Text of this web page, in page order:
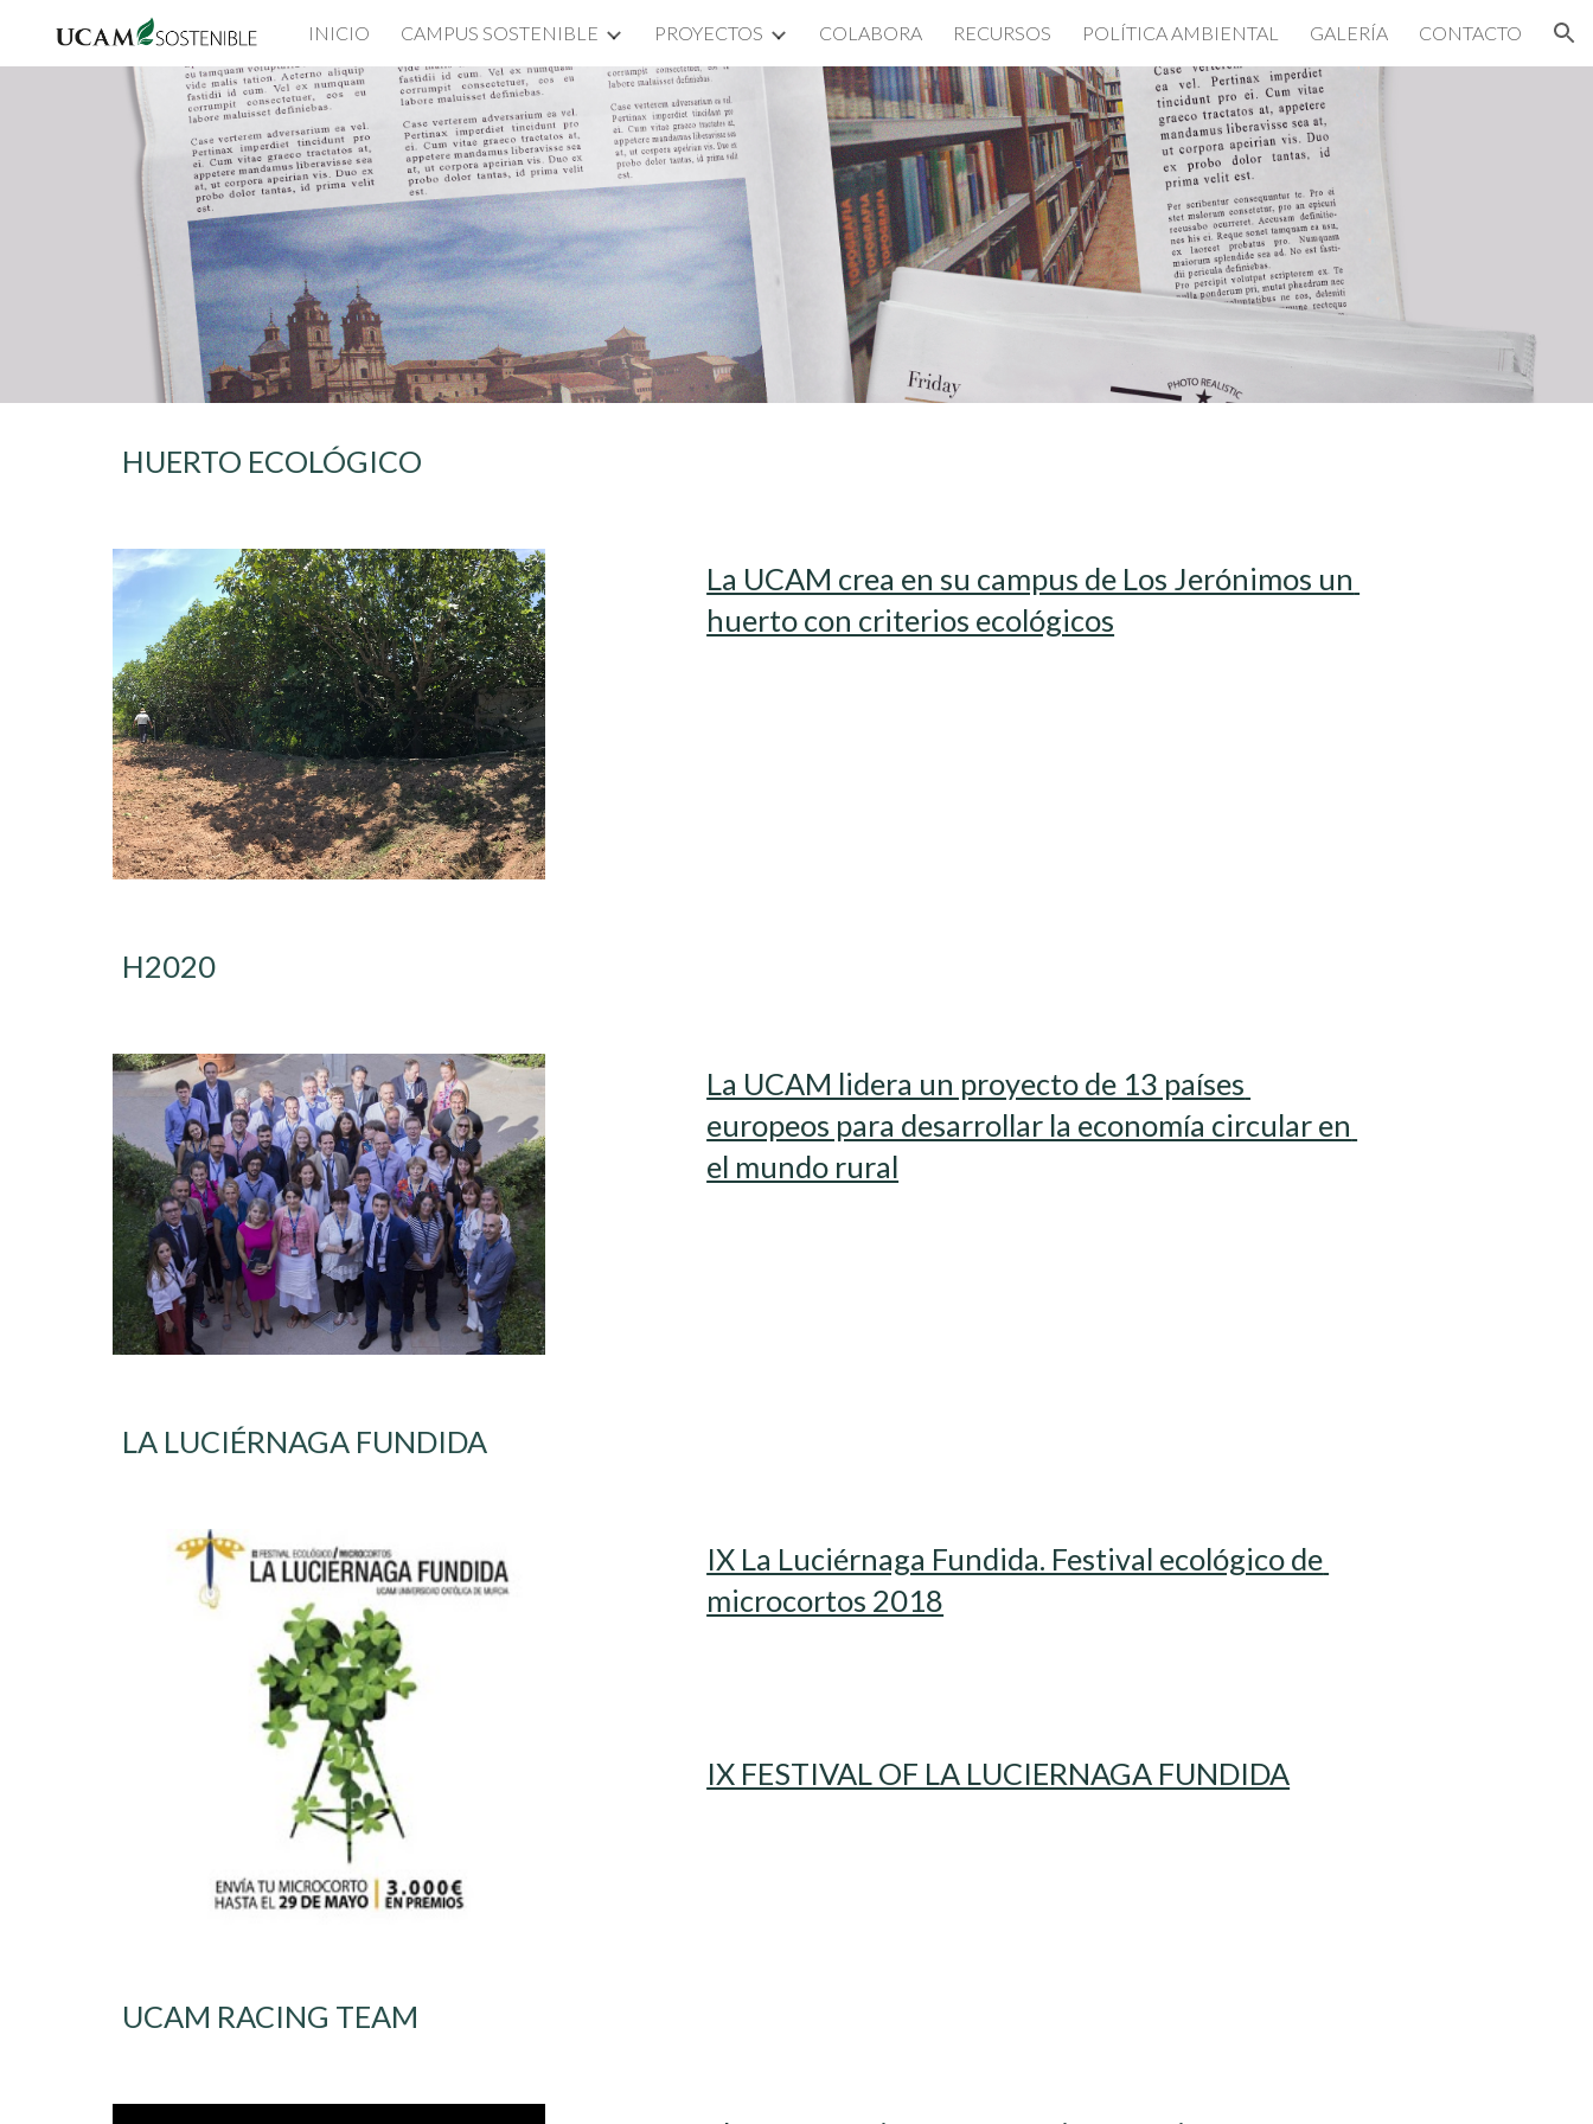
Skip to main content Skip to navigation
INICIO CAMPUS SOSTENIBLE PROYECTOS COLABORA RECURSOS POLÍTICA AMBIENTAL GALERÍA CONTACTO
HUERTO ECOLÓGICO
La UCAM crea en su campus de Los Jerónimos un
huerto con criterios ecológicos
H2020
La UCAM lidera un proyecto de 13 países
europeos para desarrollar la economía circular en
el mundo rural
LA LUCIÉRNAGA FUNDIDA
IX La Luciérnaga Fundida. Festival ecológico de
microcortos 2018
IX FESTIVAL OF LA LUCIERNAGA FUNDIDA
UCAM RACING TEAM